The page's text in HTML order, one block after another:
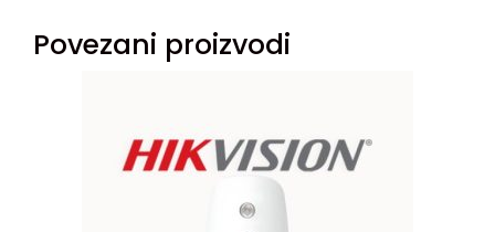
Povezani proizvodi